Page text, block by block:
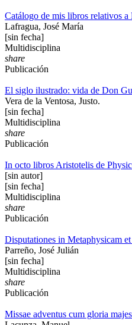
Catálogo de mis libros relativos
Lafragua, José María
[sin fecha]
Multidisciplina
share
Publicación
El siglo ilustrado: vida de Don
Vera de la Ventosa, Justo.
[sin fecha]
Multidisciplina
share
Publicación
In octo libros Aristotelis de
[sin autor]
[sin fecha]
Multidisciplina
share
Publicación
Disputationes in Metaphysicam
Parreño, José Julián
[sin fecha]
Multidisciplina
share
Publicación
Missae adventus cum gloria